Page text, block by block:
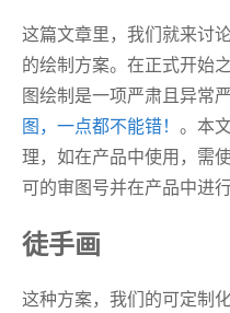
这篇文章里，我们就来讨
的绘制方案。在正式开始
图绘制是一项严肃且异常
图，一点都不能错！ 。本
理，如在产品中使用，需
可的审图号并在产品中进行
徒手画
这种方案，我们的可定制